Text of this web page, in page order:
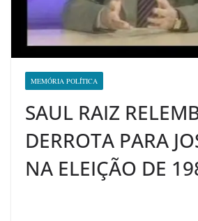
MEMÓRIA POLÍTICA
SAUL RAIZ
DERROTA PARA
NA ELEIÇÃO DE